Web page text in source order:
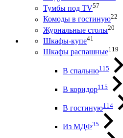
Тумбы под ТV57
Комоды в гостиную22
Журнальные столы20
Шкафы-купе41
Шкафы распашные119
В спальню115
В коридор115
В гостиную114
Из МДФ35